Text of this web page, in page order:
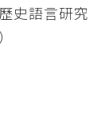
史語言研究